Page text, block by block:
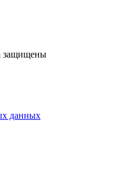
защищены
данных